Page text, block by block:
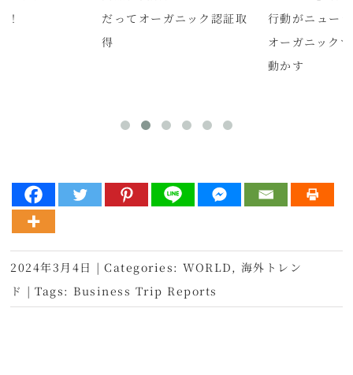
！
だってオーガニック認証取
得
行動がニュー
オーガニック
動かす
2024年3月4日 | Categories:WORLD , 海外トレン
ド | Tags: Business Trip Reports